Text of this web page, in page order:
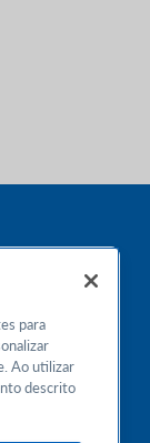
para
Ao utilizar
descrito